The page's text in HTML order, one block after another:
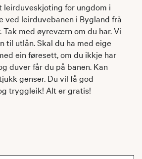
leirduveskjoting for ungdom i
ved leirduvebanen i Bygland frå
Tak med øyreværn om du har. Vi
til utlån. Skal du ha med eige
ein føresett, om du ikkje har
duver får du på banen. Kan
genser. Du vil få god
tryggleik! Alt er gratis!